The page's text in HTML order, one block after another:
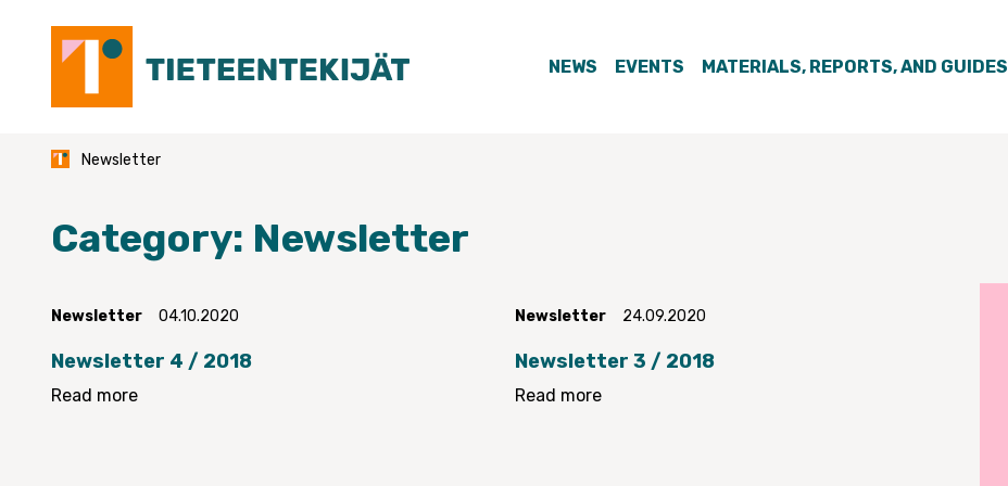
content
NEWS EVENTS MATERIALS, REPORTS, AND GUIDES
Newsletter
Category: Newsletter
Newsletter 04.10.2020
Newsletter 4 / 2018
Read more
Newsletter 24.09.2020
Newsletter 3 / 2018
Read more